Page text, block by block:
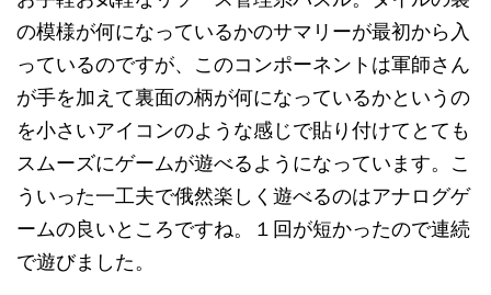
の模様が何になっているかのサマリーが最初から入
っているのですが、このコンポーネントは軍師さん
が手を加えて裏面の柄が何になっているかというの
を小さいアイコンのような感じで貼り付けてとても
スムーズにゲームが遊べるようになっています。こ
ういった一工夫で俄然楽しく遊べるのはアナログゲ
ームの良いところですね。１回が短かったので連続
で遊びました。